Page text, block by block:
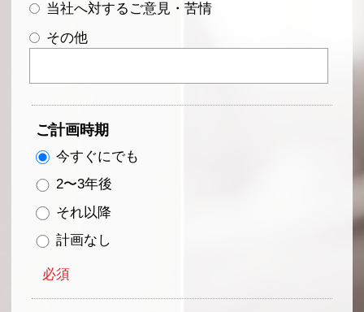
当社へ対するご意見・苦情
その他
ご計画時期
今すぐにでも
2〜3年後
それ以降
計画なし
必須